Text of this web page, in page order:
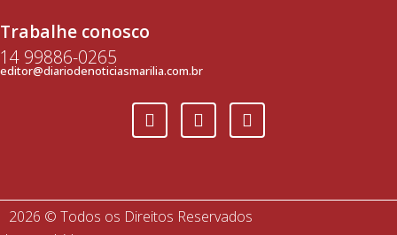
Trabalhe conosco
14 99886-0265
editor@diariodenoticiasmarilia.com.br
2026 © Todos os Direitos Reservados